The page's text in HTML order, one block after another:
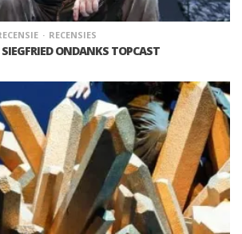
RECENSIES
ONDANKS TOPCAST